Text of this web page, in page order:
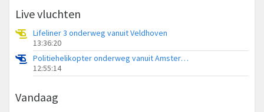
Live vluchten
Lifeliner 3 onderweg vanuit Veldhoven
13:36:20
Politiehelikopter onderweg vanuit Amsterdam Vliegveld Schiphol
12:55:14
Vandaag